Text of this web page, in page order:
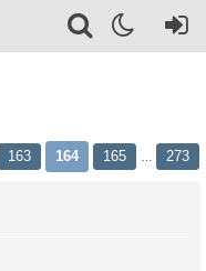
163 164 165 273